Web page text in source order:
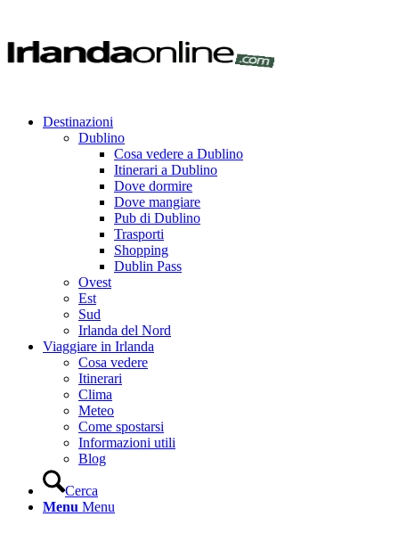
Destinazioni
Dublino
Cosa vedere a Dublino
Itinerari a Dublino
Dove dormire
Dove mangiare
Pub di Dublino
Trasporti
Shopping
Dublin Pass
Ovest
Est
Sud
Irlanda del Nord
Viaggiare in Irlanda
Cosa vedere
Itinerari
Clima
Meteo
Come spostarsi
Informazioni utili
Blog
Cerca
Menu Menu